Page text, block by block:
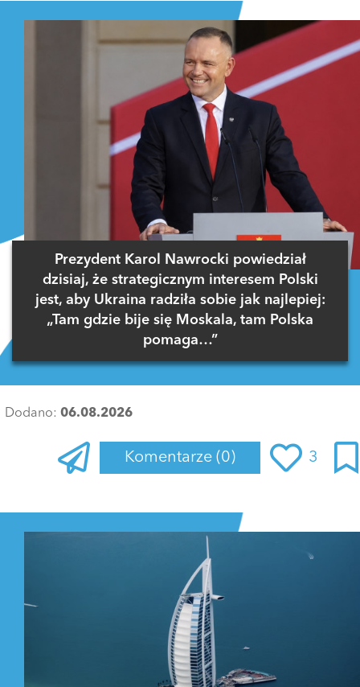
Prezydent Karol Nawrocki powiedział
dzisiaj, że strategicznym interesem Polski
jest, aby Ukraina radziła sobie jak najlepiej:
„Tam gdzie bije się Moskala, tam Polska
pomaga…”
Dodano: 06.08.2026
Komentarze (0) 3